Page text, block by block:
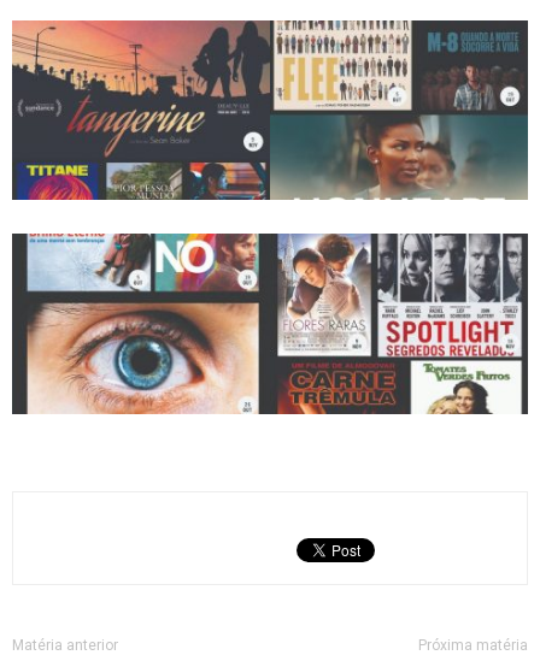
Matéria anterior Próxima matéria